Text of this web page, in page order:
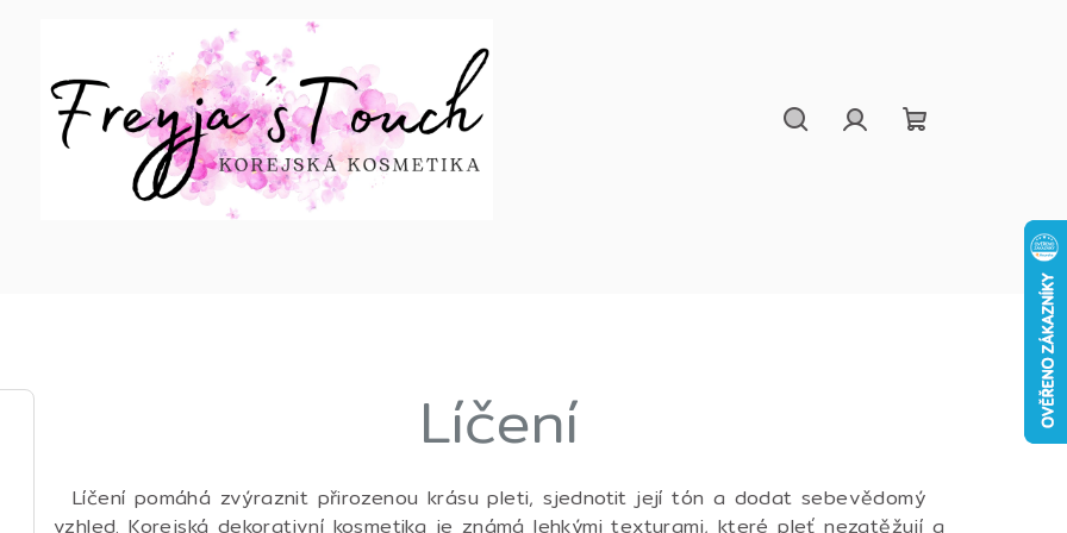
Líčení
Líčení pomáhá zvýraznit přirozenou krásu pleti, sjednotit její tón a dodat sebevědomý
vzhled. Korejská dekorativní kosmetika je známá lehkými texturami, které pleť nezatěžují a